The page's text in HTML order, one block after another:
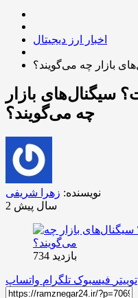
اخبار ارز دیجیتال
بازار چه می‌گویند؟
سیگنال‌های بازار
چه می‌گویند؟
نویسنده: زهرا شریفی
2 سال پیش
بازدید 734
توییتر فیسبوک تلگرام واتساپ